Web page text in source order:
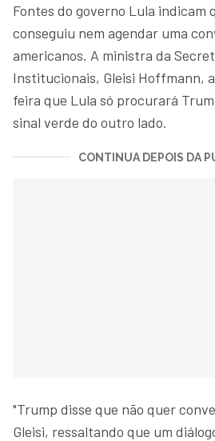
Fontes do governo Lula indicam
conseguiu nem agendar uma
americanos. A ministra da
Institucionais, Gleisi Hoffmann,
feira que Lula só procurará
sinal verde do outro lado.
CONTINUA DEPOIS DA
"Trump disse que não quer
Gleisi, ressaltando que um